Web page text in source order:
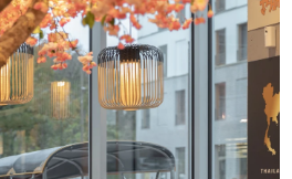
Petite ou grande structure,
Claire-Marie Cousinard, vous fait
enaménagement
EN SAVOIR PLUS